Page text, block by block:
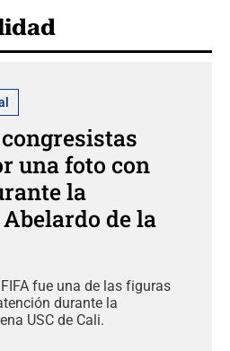
una foto con
la
de la
fue una de las figuras
durante la
USC de Cali.